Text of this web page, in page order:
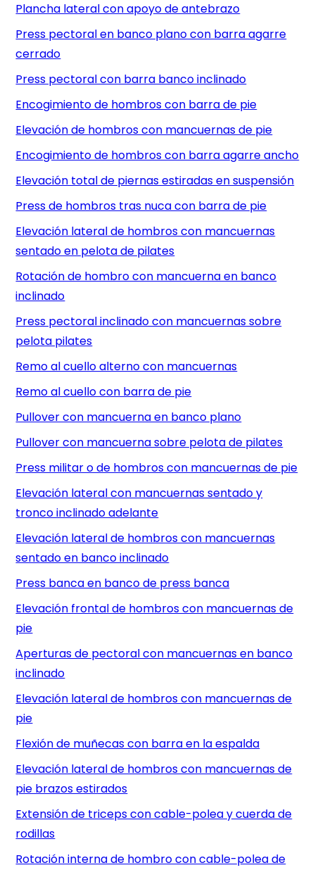
Plancha lateral con apoyo de antebrazo
Press pectoral en banco plano con barra agarre
cerrado
Press pectoral con barra banco inclinado
Encogimiento de hombros con barra de pie
Elevación de hombros con mancuernas de pie
Encogimiento de hombros con barra agarre ancho
Elevación total de piernas estiradas en suspensión
Press de hombros tras nuca con barra de pie
Elevación lateral de hombros con mancuernas
sentado en pelota de pilates
Rotación de hombro con mancuerna en banco
inclinado
Press pectoral inclinado con mancuernas sobre
pelota pilates
Remo al cuello alterno con mancuernas
Remo al cuello con barra de pie
Pullover con mancuerna en banco plano
Pullover con mancuerna sobre pelota de pilates
Press militar o de hombros con mancuernas de pie
Elevación lateral con mancuernas sentado y
tronco inclinado adelante
Elevación lateral de hombros con mancuernas
sentado en banco inclinado
Press banca en banco de press banca
Elevación frontal de hombros con mancuernas de
pie
Aperturas de pectoral con mancuernas en banco
inclinado
Elevación lateral de hombros con mancuernas de
pie
Flexión de muñecas con barra en la espalda
Elevación lateral de hombros con mancuernas de
pie brazos estirados
Extensión de triceps con cable-polea y cuerda de
rodillas
Rotación interna de hombro con cable-polea de